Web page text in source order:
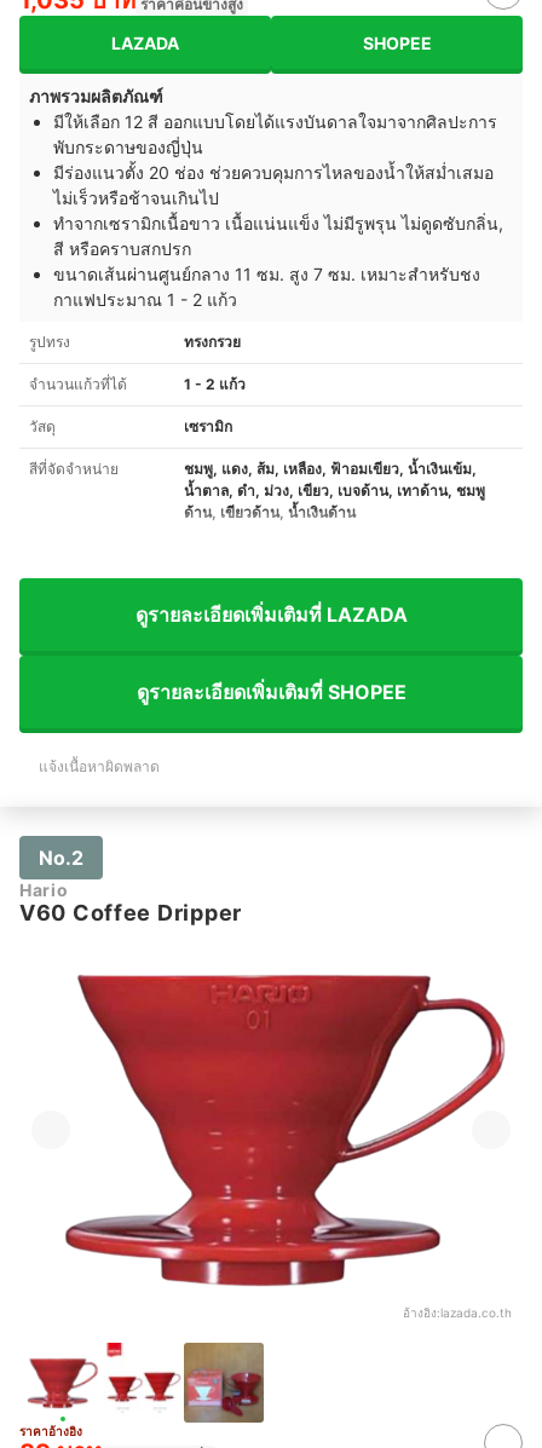
ราคาค่อนข้างสูง
LAZADA SHOPEE
ภาพรวมผลิตภัณฑ์
มีให้เลือก 12 สี ออกแบบโดยได้แรงบันดาลใจมาจากศิลปะการ
พับกระดาษของญี่ปุ่น
มีร่องแนวตั้ง 20 ช่อง ช่วยควบคุมการไหลของน้ำให้สม่ำเสมอ
ไม่เร็วหรือช้าจนเกินไป
ทำจากเซรามิกเนื้อขาว เนื้อแน่นแข็ง ไม่มีรูพรุน ไม่ดูดซับกลิ่น,
สี หรือคราบสกปรก
ขนาดเส้นผ่านศูนย์กลาง 11 ซม. สูง 7 ซม. เหมาะสำหรับชง
กาแฟประมาณ 1 - 2 แก้ว
รูปทรง ทรงกรวย
จำนวนแก้วที่ได้ 1 - 2 แก้ว
วัสดุ เซรามิก
สีที่จัดจำหน่าย
ชมพู, แดง, ส้ม, เหลือง, ฟ้าอมเขียว, น้ำเงินเข้ม,
น้ำตาล, ดำ, ม่วง, เขียว, เบจด้าน, เทาด้าน, ชมพู
ด้าน, เขียวด้าน, น้ำเงินด้าน
ดูรายละเอียดเพิ่มเติมที่ LAZADA
ดูรายละเอียดเพิ่มเติมที่ SHOPEE
แจ้งเนื้อหาผิดพลาด
No.2
Hario
V60 Coffee Dripper
อ้างอิง:lazada.co.th
ราคาอ้างอิง